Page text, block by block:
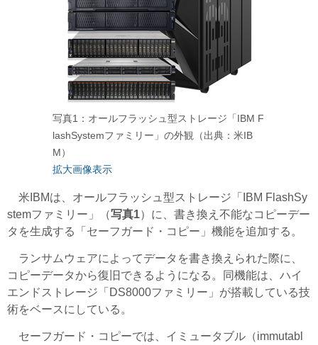
写真1：オールフラッシュ型ストレージ「IBM F
lashSystemファミリー」の外観（出典：米IB
M）
拡大画像表示
米IBMは、オールフラッシュ型ストレージ「IBM FlashSy
stemファミリー」（写真1）に、書き換え不能なコピーデー
タを生成する「セーフガード・コピー」機能を追加する。
ランサムウェアによってデータを書き換えられた際に、
コピーデータから復旧できるようになる。同機能は、ハイ
エンドストレージ「DS8000ファミリー」が搭載している技
術をベースにしている。
セーフガード・コピーでは、イミュータブル（immutabl